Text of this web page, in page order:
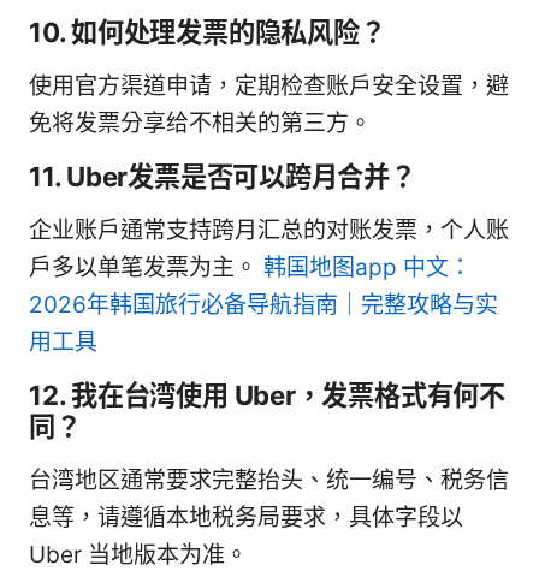
10. 如何处理发票的隐私风险？
使用官方渠道申请，定期检查账户安全设置，避
免将发票分享给不相关的第三方。
11. Uber发票是否可以跨月合并？
企业账户通常支持跨月汇总的对账发票，个人账
户多以单笔发票为主。 韩国地图app 中文：
2026年韩国旅行必备导航指南｜完整攻略与实
用工具
12. 我在台湾使用 Uber，发票格式有何不
同？
台湾地区通常要求完整抬头、统一编号、税务信
息等，请遵循本地税务局要求，具体字段以
Uber 当地版本为准。